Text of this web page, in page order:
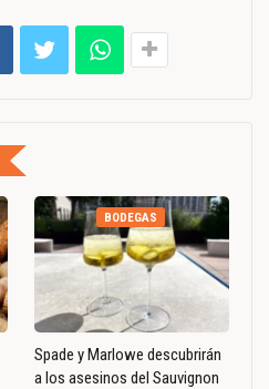
BODEGAS
Spade y Marlowe descubrirán
a los asesinos del Sauvignon